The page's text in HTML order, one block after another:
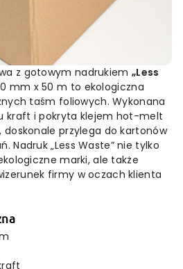
z gotowym nadrukiem „Less
mm x 50 m to ekologiczna
taśm foliowych. Wykonana
kraft i pokryta klejem hot-melt
przylega do kartonów
Nadruk „Less Waste” nie tylko
marki, ale także
firmy w oczach klienta